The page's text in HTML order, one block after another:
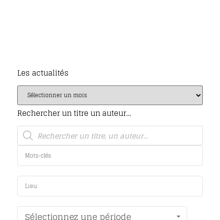
Les actualités
Rechercher un titre un auteur…